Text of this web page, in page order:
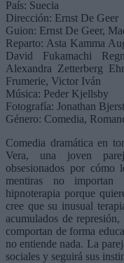
País: Suecia
Dirección: Ernst De Geer
Guion: Ernst De Geer,
Reparto: Asta Kamma
David Fukamachi
Alexandra Zetterberg
Frumerie, Victor Iván
Música: Peder Kjellsby
Fotografía: Jonathan
Género: Comedia,
Comedia dramática en
Vera, una joven
obsesionados por cómo
mentiras no importan
hipnoterapia porque
cree que su inusual
acumulados de
comportan de forma
no entiende nada. La
sociales y seguirá sus